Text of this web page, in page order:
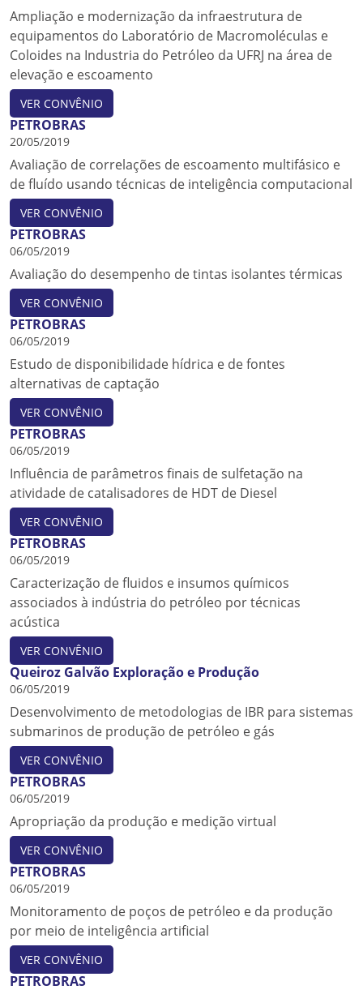
Ampliação e modernização da infraestrutura de
equipamentos do Laboratório de Macromoléculas e
Coloides na Industria do Petróleo da UFRJ na área de
elevação e escoamento
VER CONVÊNIO
PETROBRAS
20/05/2019
Avaliação de correlações de escoamento multifásico e
de fluído usando técnicas de inteligência computacional
VER CONVÊNIO
PETROBRAS
06/05/2019
Avaliação do desempenho de tintas isolantes térmicas
VER CONVÊNIO
PETROBRAS
06/05/2019
Estudo de disponibilidade hídrica e de fontes
alternativas de captação
VER CONVÊNIO
PETROBRAS
06/05/2019
Influência de parâmetros finais de sulfetação na
atividade de catalisadores de HDT de Diesel
VER CONVÊNIO
PETROBRAS
06/05/2019
Caracterização de fluidos e insumos químicos
associados à indústria do petróleo por técnicas
acústica
VER CONVÊNIO
Queiroz Galvão Exploração e Produção
06/05/2019
Desenvolvimento de metodologias de IBR para sistemas
submarinos de produção de petróleo e gás
VER CONVÊNIO
PETROBRAS
06/05/2019
Apropriação da produção e medição virtual
VER CONVÊNIO
PETROBRAS
06/05/2019
Monitoramento de poços de petróleo e da produção
por meio de inteligência artificial
VER CONVÊNIO
PETROBRAS